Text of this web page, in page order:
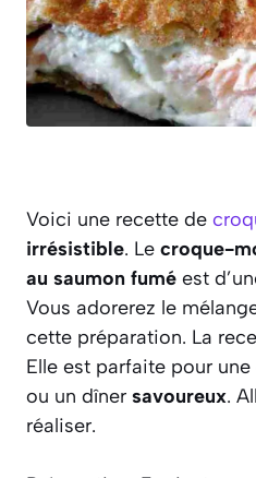
Voici une recette de
irrésistible. Le croque-
au saumon fumé est
Vous adorerez le
cette préparation. La
Elle est parfaite pour
ou un dîner savoureux.
réaliser.